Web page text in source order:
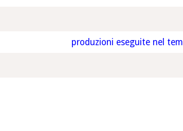
produzioni eseguite nel